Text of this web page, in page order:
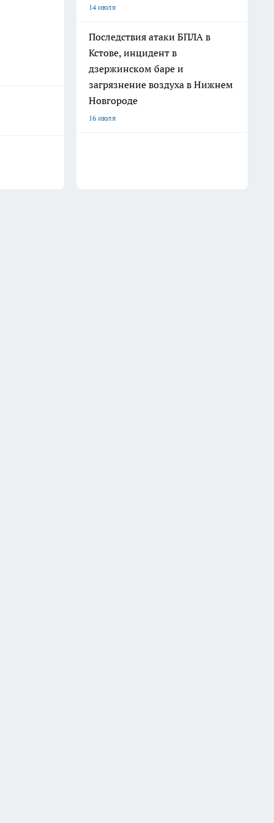
14 июля
Последствия атаки БПЛА в
Кстове, инцидент в
дзержинском баре и
загрязнение воздуха в Нижнем
Новгороде
16 июля